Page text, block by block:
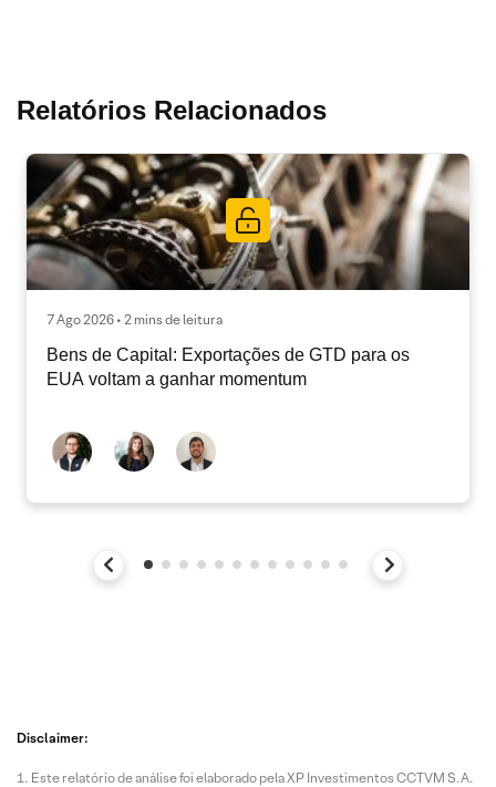
Relatórios Relacionados
7 Ago 2026 • 2 mins de leitura
Bens de Capital: Exportações de GTD para os
EUA voltam a ganhar momentum
Disclaimer:
Este relatório de análise foi elaborado pela XP Investimentos CCTVM S.A.